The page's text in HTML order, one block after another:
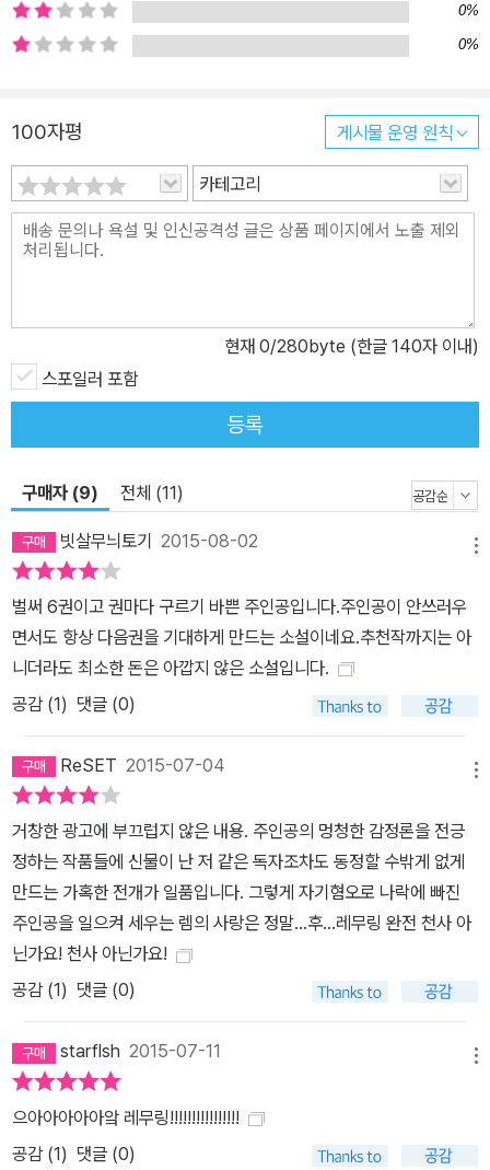
0%
0%
100자평 게시물 운영 원칙
카테고리
현재 0/280byte (한글 140자 이내)
스포일러 포함
등록
구매자 (9) 전체 (11)
빗살무늬토기 2015-08-02
벌써 6권이고 권마다 구르기 바쁜 주인공입니다.주인공이 안쓰러우
면서도 항상 다음권을 기대하게 만드는 소설이네요.추천작까지는 아
니더라도 최소한 돈은 아깝지 않은 소설입니다.
공감 (1) 댓글 (0)
ReSET 2015-07-04
거창한 광고에 부끄럽지 않은 내용. 주인공의 멍청한 감정론을 전긍
정하는 작품들에 신물이 난 저 같은 독자조차도 동정할 수밖게 없게
만드는 가혹한 전개가 일품입니다. 그렇게 자기혐오로 나락에 빠진
주인공을 일으켜 세우는 렘의 사랑은 정말...후...레무링 완전 천사 아
닌가요! 천사 아닌가요!
공감 (1) 댓글 (0)
starflsh 2015-07-11
으아아아아아앜 레무링!!!!!!!!!!!!!!!!
공감 (1) 댓글 (0)